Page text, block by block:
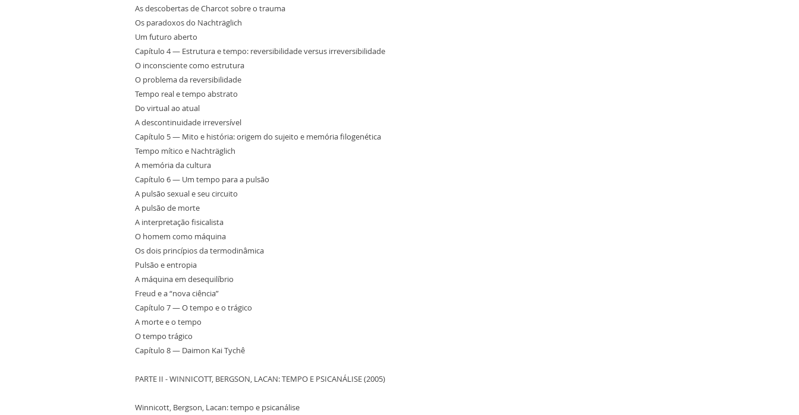
As descobertas de Charcot sobre o trauma
Os paradoxos do Nachträglich
Um futuro aberto
Capítulo 4 — Estrutura e tempo: reversibilidade versus irreversibilidade
O inconsciente como estrutura
O problema da reversibilidade
Tempo real e tempo abstrato
Do virtual ao atual
A descontinuidade irreversível
Capítulo 5 — Mito e história: origem do sujeito e memória filogenética
Tempo mítico e Nachträglich
A memória da cultura
Capítulo 6 — Um tempo para a pulsão
A pulsão sexual e seu circuito
A pulsão de morte
A interpretação fisicalista
O homem como máquina
Os dois princípios da termodinâmica
Pulsão e entropia
A máquina em desequilíbrio
Freud e a “nova ciência”
Capítulo 7 — O tempo e o trágico
A morte e o tempo
O tempo trágico
Capítulo 8 — Daimon Kai Tychê
PARTE II - WINNICOTT, BERGSON, LACAN: TEMPO E PSICANÁLISE (2005)
Winnicott, Bergson, Lacan: tempo e psicanálise